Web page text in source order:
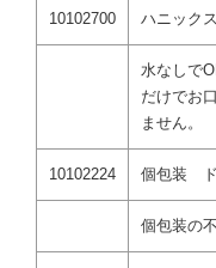
10102700 ハニック
水なしで
だけでお
ません。
10102224 個包装 ド
個包装の